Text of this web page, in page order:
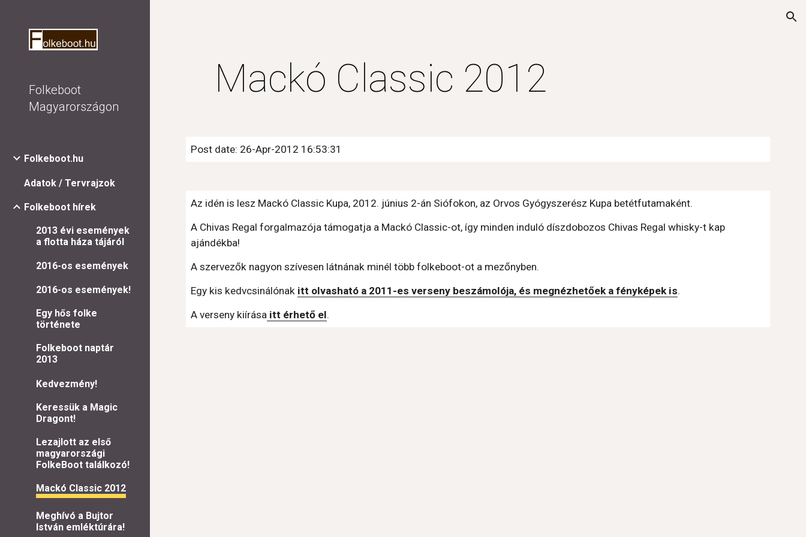
Folkeboot
Magyarországon
Folkeboot.hu
Adatok / Tervrajzok
Folkeboot hírek
2013 évi események
a flotta háza tájáról
2016-os események
2016-os események!
Egy hős folke
története
Folkeboot naptár
2013
Kedvezmény!
Keressük a Magic
Dragont!
Lezajlott az első
magyarországi
FolkeBoot találkozó!
Mackó Classic 2012
Meghívó a Bujtor
István emléktúrára!
Mackó Classic 2012
Post date: 26-Apr-2012 16:53:31
Az idén is lesz Mackó Classic Kupa, 2012. június 2-án Siófokon, az Orvos Gyógyszerész Kupa betétfutamaként.
A Chivas Regal forgalmazója támogatja a Mackó Classic-ot, így minden induló díszdobozos Chivas Regal whisky-t kap
ajándékba!
A szervezők nagyon szívesen látnának minél több folkeboot-ot a mezőnyben.
Egy kis kedvcsinálónak itt olvasható a 2011-es verseny beszámolója, és megnézhetőek a fényképek is.
A verseny kiírása itt érhető el.